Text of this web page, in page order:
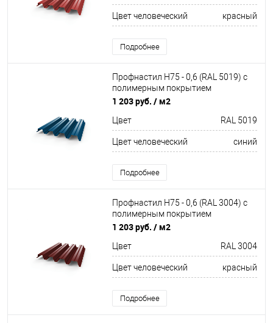
Цвет человеческий красный
Подробнее
Профнастил Н75 - 0,6 (RAL 5019) с
полимерным покрытием
(полиэстер)
1 203 руб. / м2
Цвет RAL 5019
Цвет человеческий синий
Подробнее
Профнастил Н75 - 0,6 (RAL 3004) с
полимерным покрытием
(полиэстер)
1 203 руб. / м2
Цвет RAL 3004
Цвет человеческий красный
Подробнее